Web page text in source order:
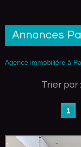
Annonces
Agence immobilière à
Trier par :
1